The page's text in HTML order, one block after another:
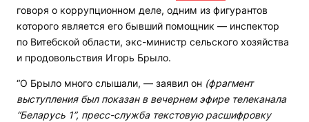
говоря о коррупционном деле, одним из фигурантов
которого является его бывший помощник — инспектор
по Витебской области, экс-министр сельского хозяйства
и продовольствия Игорь Брыло.
“О Брыло много слышали, — заявил он (фрагмент
выступления был показан в вечернем эфире телеканала
“Беларусь 1”, пресс-служба текстовую расшифровку